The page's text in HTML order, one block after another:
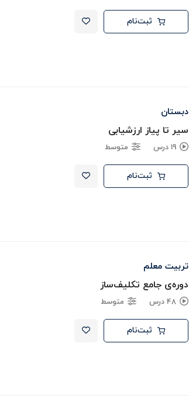
ثبت‌نام
دبستان
سیر تا پیاز ارزشیابی
19 درس متوسط
ثبت‌نام
تربیت معلم
دوره‌ی جامع تکلیف‌ساز
48 درس متوسط
ثبت‌نام